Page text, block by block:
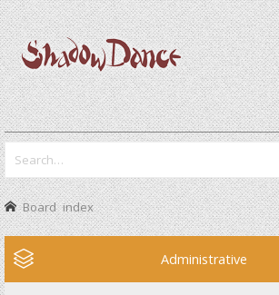
Board index
Administrative